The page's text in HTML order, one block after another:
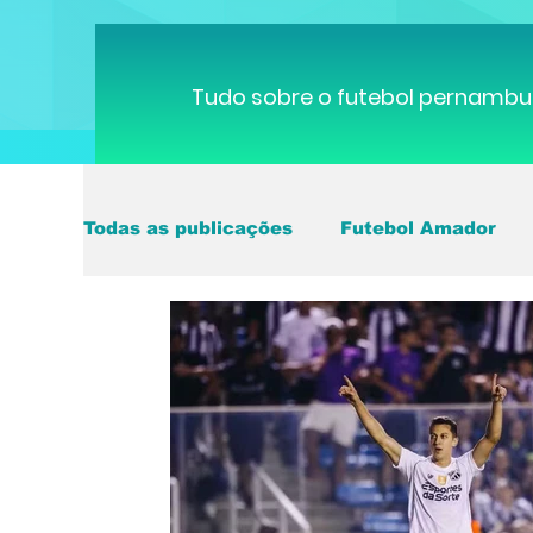
Tudo sobre o futebol
Todas as publicações Futebol Amador
Copa do Mundo Brasileirão
Série B ciclismo parapan
futebol do interior PE Seleção